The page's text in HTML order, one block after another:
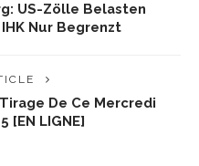
US-Zölle Belasten
Nur Begrenzt
De Ce Mercredi
[EN LIGNE]